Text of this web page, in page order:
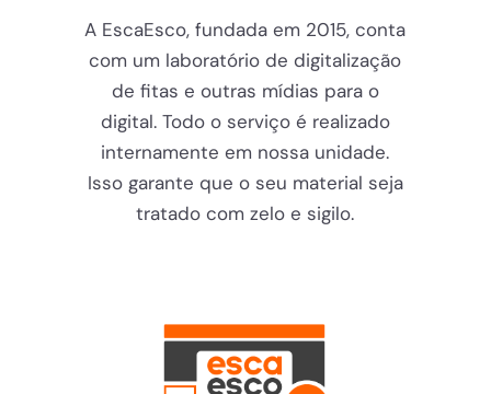
A EscaEsco, fundada em 2015, conta
com um laboratório de digitalização
de fitas e outras mídias para o
digital. Todo o serviço é realizado
internamente em nossa unidade.
Isso garante que o seu material seja
tratado com zelo e sigilo.